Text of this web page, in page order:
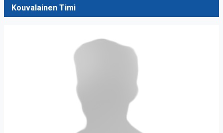
Kouvalainen Timi